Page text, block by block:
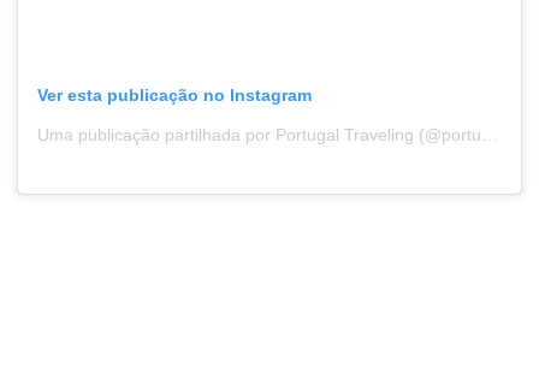
Ver esta publicação no Instagram
Uma publicação partilhada por Portugal Traveling (@portugaltraveling)